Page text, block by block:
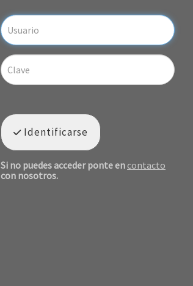
Identificarse
Si no puedes acceder ponte en contacto
con nosotros.